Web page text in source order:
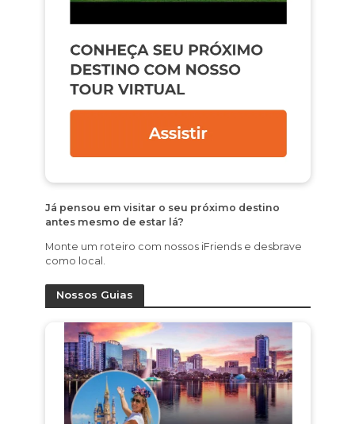
Já pensou em visitar o seu próximo destino
antes mesmo de estar lá?
Monte um roteiro com nossos iFriends e desbrave
como local.
Nossos Guias